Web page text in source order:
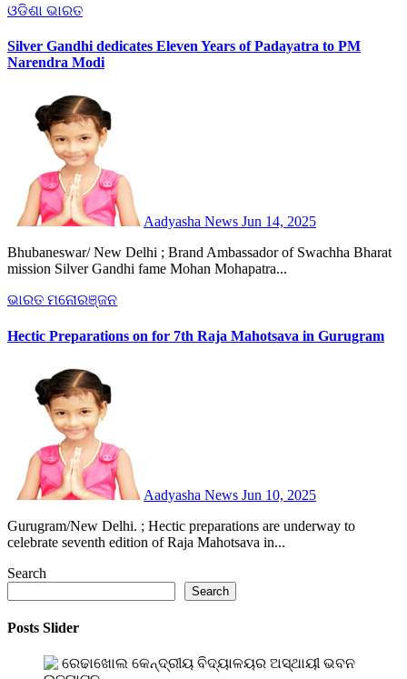
ଓଡିଶା ଭାରତ
Silver Gandhi dedicates Eleven Years of Padayatra to PM
Narendra Modi
Aadyasha News Jun 14, 2025
Bhubaneswar/ New Delhi ; Brand Ambassador of Swachha Bharat
mission Silver Gandhi fame Mohan Mohapatra...
ଭାରତ ମନୋରଞ୍ଜନ
Hectic Preparations on for 7th Raja Mahotsava in Gurugram
Aadyasha News Jun 10, 2025
Gurugram/New Delhi. ; Hectic preparations are underway to
celebrate seventh edition of Raja Mahotsava in...
Search
Search
Posts Slider